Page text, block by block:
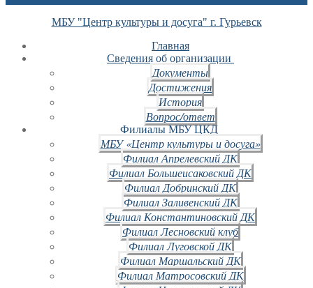
МБУ "Центр культуры и досуга" г. Гурьевск
Главная
Сведения об организации
Документы
Достижения
История
Вопрос/ответ
Филиалы МБУ ЦКД
МБУ «Центр культуры и досуга»
Филиал Апрелевский ДК
Филиал Большеисаковский ДК
Филиал Добринский ДК
Филиал Заливенский ДК
Филиал Константиновский ДК
Филиал Лесновский клуб
Филиал Луговской ДК
Филиал Маршальский ДК
Филиал Матросовский ДК